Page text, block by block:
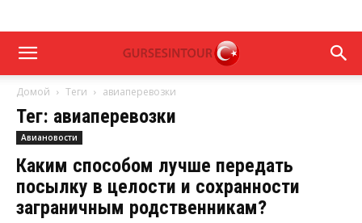
Домой Теги авиаперевозки
Тег: авиаперевозки
Авиановости
Каким способом лучше передать
посылку в целости и сохранности
заграничным родственникам?